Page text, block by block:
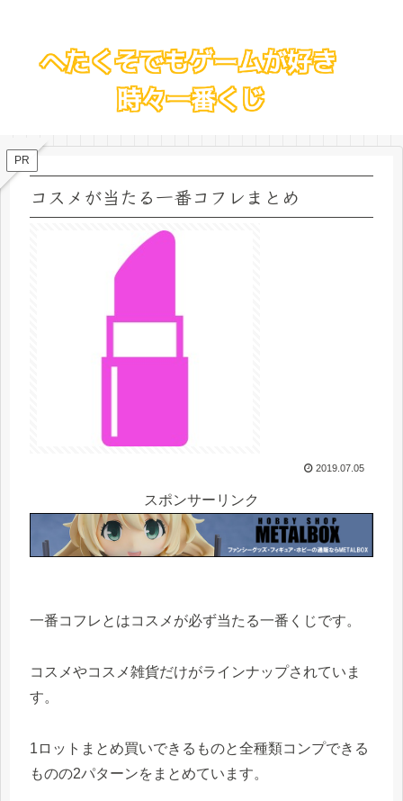
PR
コスメが当たる一番コフレまとめ
2019.07.05
スポンサーリンク
一番コフレとはコスメが必ず当たる一番くじです。
コスメやコスメ雑貨だけがラインナップされていま
す。
1ロットまとめ買いできるものと全種類コンプできる
ものの2パターンをまとめています。